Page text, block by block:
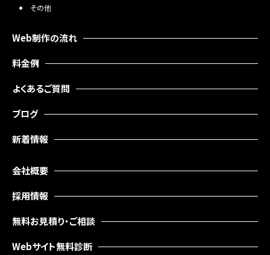
その他
Web制作の流れ
料金例
よくあるご質問
ブログ
新着情報
会社概要
採用情報
無料お見積り・ご相談
Webサイト無料診断